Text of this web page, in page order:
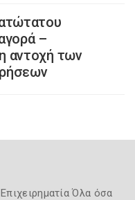
–
αντοχή των
Όλα όσα